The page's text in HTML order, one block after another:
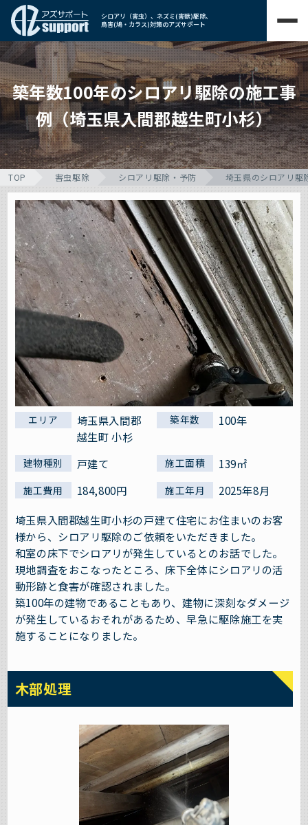
シロアリ（害虫）、ネズミ(害獣)駆除、
鳥害(鳩・カラス)対策のアズサポート
築年数100年のシロアリ駆除の施工事
例（埼玉県入間郡越生町小杉）
TOP 害虫駆除 シロアリ駆除・予防 埼玉県のシロアリ駆
エリア
埼玉県入間郡
越生町 小杉
築年数 100年
建物種別 戸建て 施工面積 139㎡
施工費用 184,800円 施工年月
2025年8月
埼玉県入間郡越生町小杉の戸建て住宅にお住まいのお客
様から、シロアリ駆除のご依頼をいただきました。
和室の床下でシロアリが発生しているとのお話でした。
現地調査をおこなったところ、床下全体にシロアリの活
動形跡と食害が確認されました。
築100年の建物であることもあり、建物に深刻なダメージ
が発生しているおそれがあるため、早急に駆除施工を実
施することになりました。
木部処理